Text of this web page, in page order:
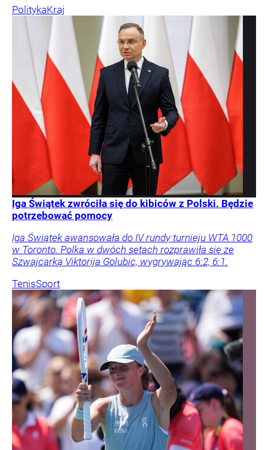
PolitykaKraj
Iga Świątek zwróciła się do kibiców z Polski. Będzie
potrzebować pomocy
Iga Świątek awansowała do IV rundy turnieju WTA 1000
w Toronto. Polka w dwóch setach rozprawiła się ze
Szwajcarką Viktorija Golubic, wygrywając 6:2, 6:1.
TenisSport